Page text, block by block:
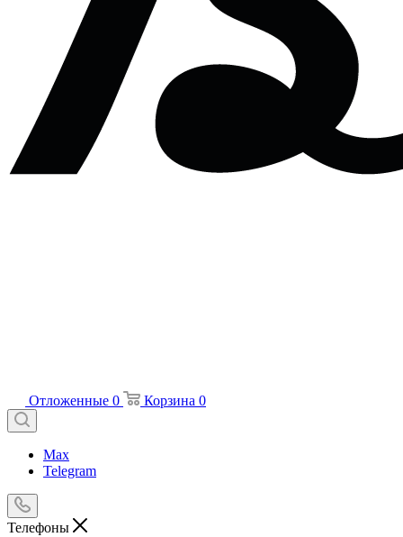
Отложенные 0 Корзина 0
Max
Telegram
Телефоны